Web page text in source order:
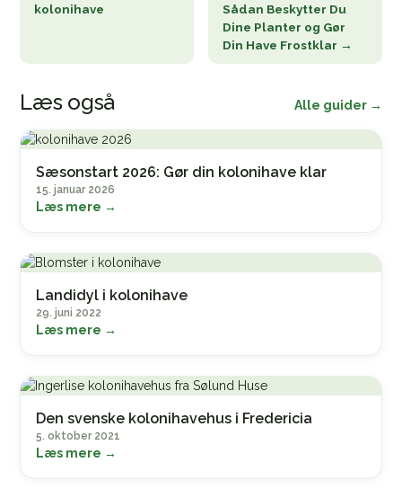
kolonihave
Sådan Beskytter Du
Dine Planter og Gør
Din Have Frostklar →
Læs også Alle guider →
Sæsonstart 2026: Gør din kolonihave klar
15. januar 2026
Læs mere →
Landidyl i kolonihave
29. juni 2022
Læs mere →
Den svenske kolonihavehus i Fredericia
5. oktober 2021
Læs mere →